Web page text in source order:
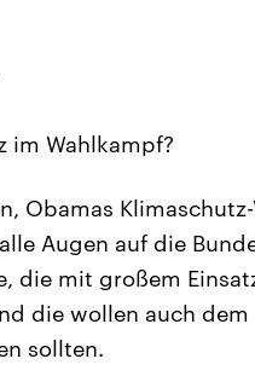
im Wahlkampf?
Obamas
Augen auf die
die mit großem
die wollen auch dem
sollten.